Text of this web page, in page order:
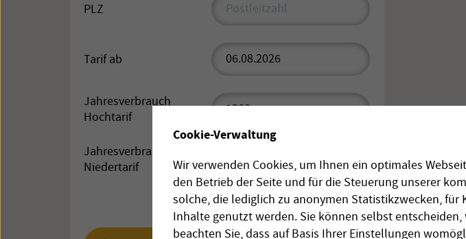
PLZ
Tarif ab
Mo Di Mi Do Fr Sa So
10 11 12 13 14 15 16
17 18 22 23
24 25 26 27 28 29 30
Jahresverbrauch
Hochtarif
Jahresverbrauch
Niedertarif
Cookie-Verwaltung
Wir verwenden Cookies, um Ihnen ein optimales
den Betrieb der Seite und für die Steuerung unserer
solche, die lediglich zu anonymen Statistikzwecken,
Inhalte genutzt werden. Sie können selbst
beachten Sie, dass auf Basis Ihrer Einstellungen